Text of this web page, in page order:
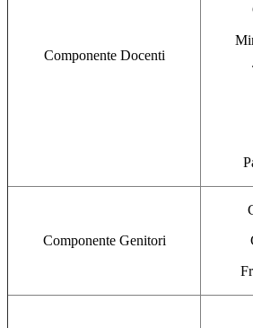
Componente Docenti
Componente Genitori